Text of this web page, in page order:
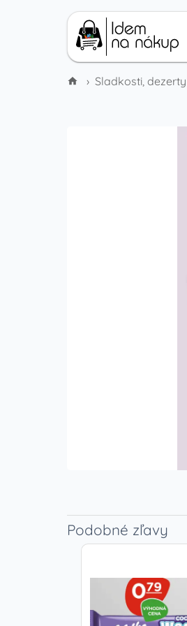
› Sladkosti,
Podobné zľavy